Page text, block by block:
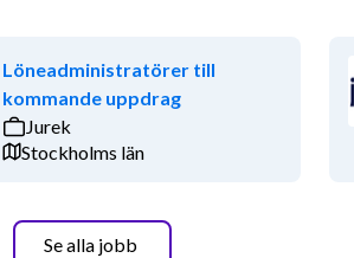
Löneadministratörer till
kommande uppdrag
Jurek
Stockholms län
Se alla jobb